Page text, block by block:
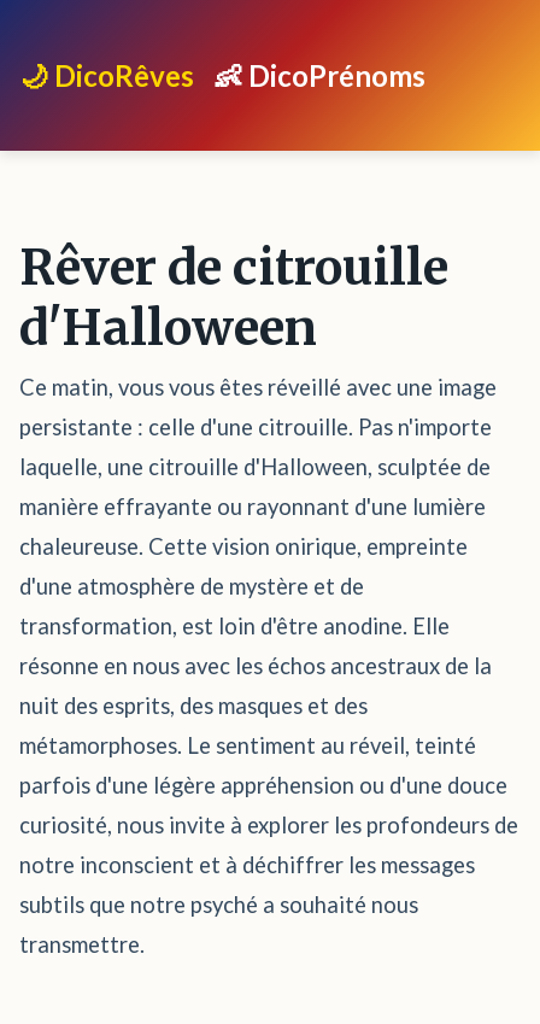
🌙 DicoRêves 👶 DicoPrénoms
Rêver de citrouille
d'Halloween
Ce matin, vous vous êtes réveillé avec une image
persistante : celle d'une citrouille. Pas n'importe
laquelle, une citrouille d'Halloween, sculptée de
manière effrayante ou rayonnant d'une lumière
chaleureuse. Cette vision onirique, empreinte
d'une atmosphère de mystère et de
transformation, est loin d'être anodine. Elle
résonne en nous avec les échos ancestraux de la
nuit des esprits, des masques et des
métamorphoses. Le sentiment au réveil, teinté
parfois d'une légère appréhension ou d'une douce
curiosité, nous invite à explorer les profondeurs de
notre inconscient et à déchiffrer les messages
subtils que notre psyché a souhaité nous
transmettre.